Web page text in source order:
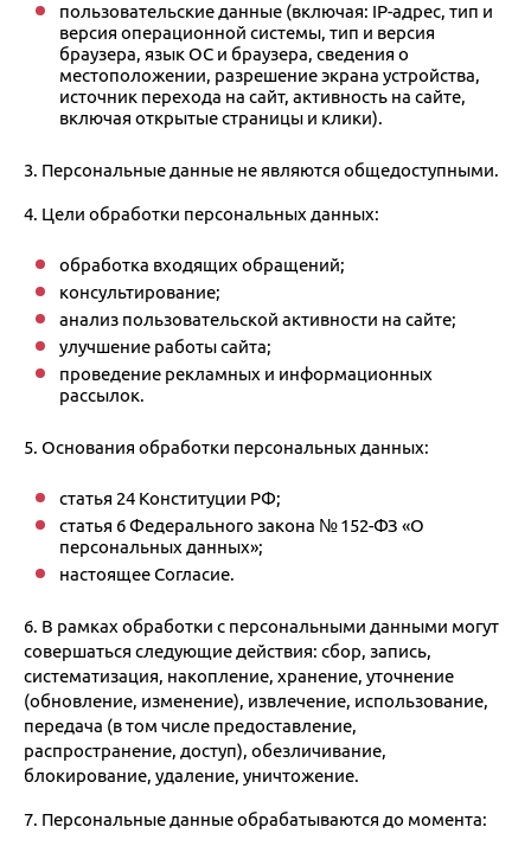
пользовательские данные (включая: IP-адрес, тип и
версия операционной системы, тип и версия
браузера, язык ОС и браузера, сведения о
местоположении, разрешение экрана устройства,
источник перехода на сайт, активность на сайте,
включая открытые страницы и клики).
3. Персональные данные не являются общедоступными.
4. Цели обработки персональных данных:
обработка входящих обращений;
консультирование;
анализ пользовательской активности на сайте;
улучшение работы сайта;
проведение рекламных и информационных
рассылок.
5. Основания обработки персональных данных:
статья 24 Конституции РФ;
статья 6 Федерального закона № 152-ФЗ «О
персональных данных»;
настоящее Согласие.
6. В рамках обработки с персональными данными могут
совершаться следующие действия: сбор, запись,
систематизация, накопление, хранение, уточнение
(обновление, изменение), извлечение, использование,
передача (в том числе предоставление,
распространение, доступ), обезличивание,
блокирование, удаление, уничтожение.
7. Персональные данные обрабатываются до момента: